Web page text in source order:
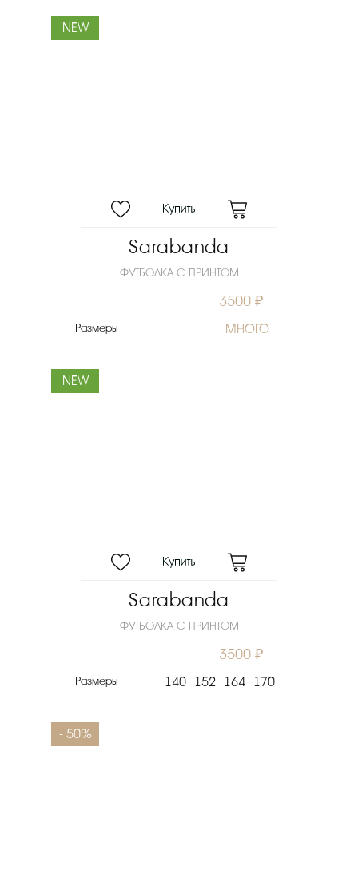
NEW
Sarabanda
ФУТБОЛКА С ПРИНТОМ
3500 ₽
Размеры МНОГО
NEW
Sarabanda
ФУТБОЛКА С ПРИНТОМ
3500 ₽
Размеры 140 152 164 170
- 50%